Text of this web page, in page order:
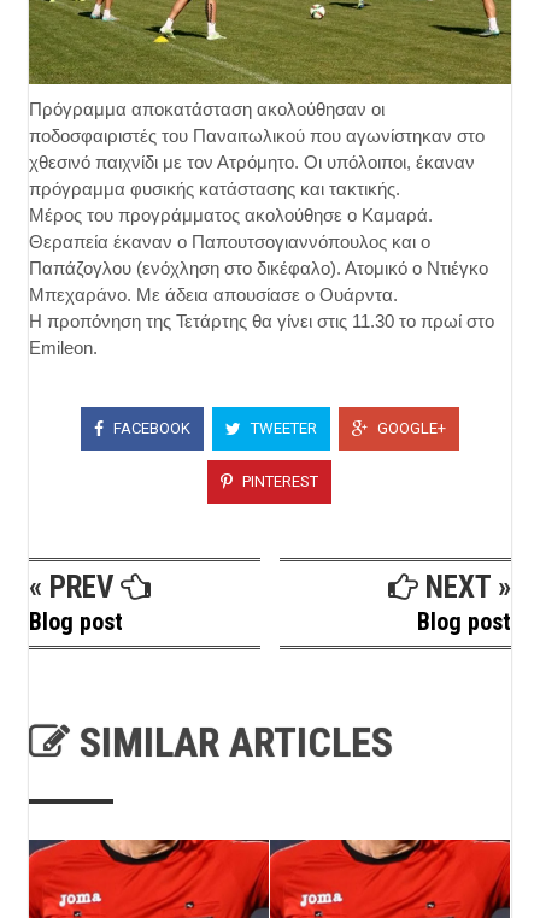
Πρόγραμμα αποκατάσταση ακολούθησαν οι
ποδοσφαιριστές του Παναιτωλικού που αγωνίστηκαν στο
χθεσινό παιχνίδι με τον Ατρόμητο. Οι υπόλοιποι, έκαναν
πρόγραμμα φυσικής κατάστασης και τακτικής.
Μέρος του προγράμματος ακολούθησε ο Καμαρά.
Θεραπεία έκαναν ο Παπουτσογιαννόπουλος και ο
Παπάζογλου (ενόχληση στο δικέφαλο). Ατομικό ο Ντιέγκο
Μπεχαράνο. Με άδεια απουσίασε ο Ουάρντα.
Η προπόνηση της Τετάρτης θα γίνει στις 11.30 το πρωί στο
Emileon.
FACEBOOK TWEETER GOOGLE+
PINTEREST
« PREV
Blog post
NEXT »
Blog post
SIMILAR ARTICLES